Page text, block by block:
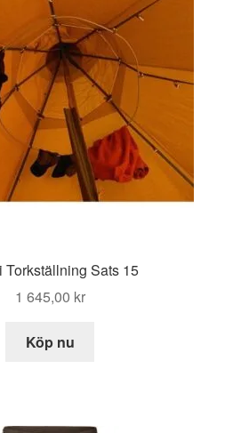
Torkställning Sats 15
1 645,00 kr
Köp nu